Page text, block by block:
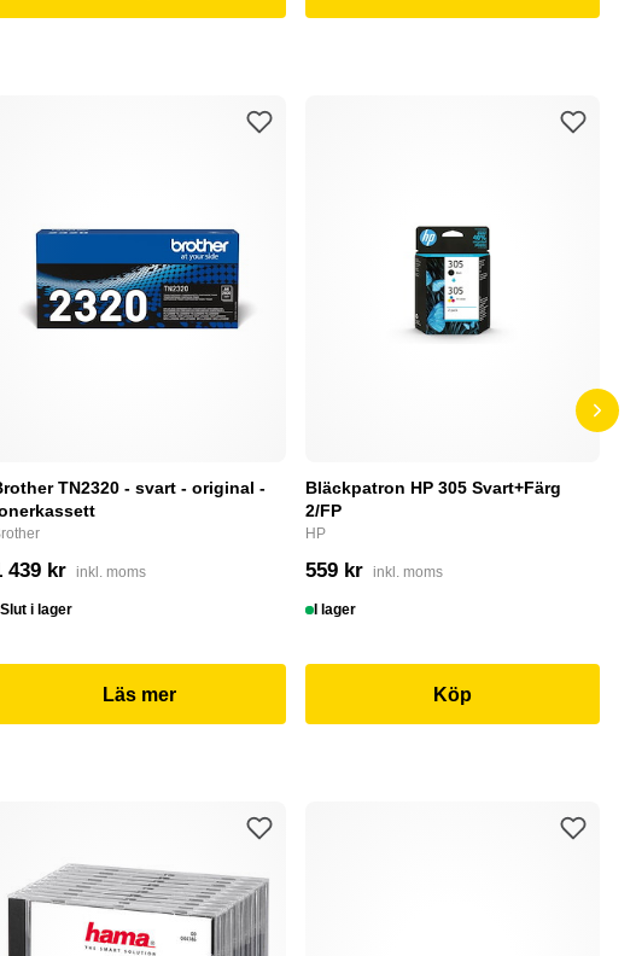
TN2320 - svart - original -
439 kr inkl. moms
Slut i lager
Läs mer
Bläckpatron HP 305 Svart+Färg
2/FP
HP
559 kr inkl. moms
I lager
Köp